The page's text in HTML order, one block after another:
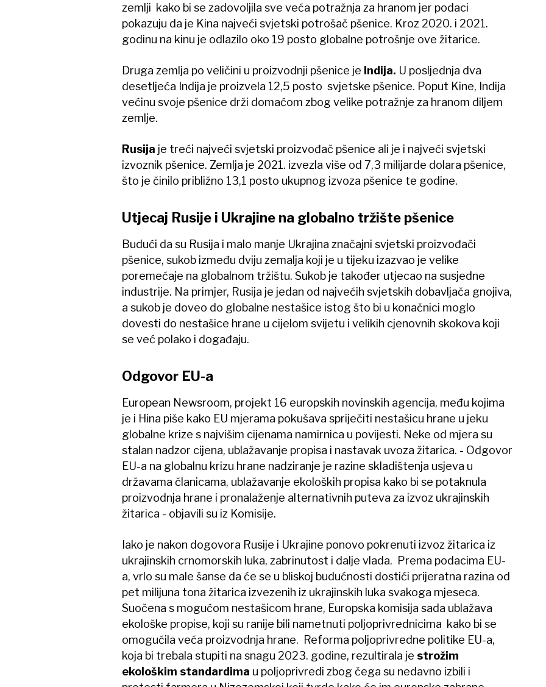
zemlji kako bi se zadovoljila sve veća potražnja za hranom jer podaci
pokazuju da je Kina najveći svjetski potrošač pšenice. Kroz 2020. i 2021.
godinu na kinu je odlazilo oko 19 posto globalne potrošnje ove žitarice.
Druga zemlja po veličini u proizvodnji pšenice je Indija. U posljednja dva
desetljeća Indija je proizvela 12,5 posto svjetske pšenice. Poput Kine, Indija
većinu svoje pšenice drži domaćom zbog velike potražnje za hranom diljem
zemlje.
Rusija je treći najveći svjetski proizvođač pšenice ali je i najveći svjetski
izvoznik pšenice. Zemlja je 2021. izvezla više od 7,3 milijarde dolara pšenice,
što je činilo približno 13,1 posto ukupnog izvoza pšenice te godine.
Utjecaj Rusije i Ukrajine na globalno tržište pšenice
Budući da su Rusija i malo manje Ukrajina značajni svjetski proizvođači
pšenice, sukob između dviju zemalja koji je u tijeku izazvao je velike
poremećaje na globalnom tržištu. Sukob je također utjecao na susjedne
industrije. Na primjer, Rusija je jedan od najvećih svjetskih dobavljača gnojiva,
a sukob je doveo do globalne nestašice istog što bi u konačnici moglo
dovesti do nestašice hrane u cijelom svijetu i velikih cjenovnih skokova koji
se već polako i događaju.
Odgovor EU-a
European Newsroom, projekt 16 europskih novinskih agencija, među kojima
je i Hina piše kako EU mjerama pokušava spriječiti nestašicu hrane u jeku
globalne krize s najvišim cijenama namirnica u povijesti. Neke od mjera su
stalan nadzor cijena, ublažavanje propisa i nastavak uvoza žitarica. - Odgovor
EU-a na globalnu krizu hrane nadziranje je razine skladištenja usjeva u
državama članicama, ublažavanje ekoloških propisa kako bi se potaknula
proizvodnja hrane i pronalaženje alternativnih puteva za izvoz ukrajinskih
žitarica - objavili su iz Komisije.
Iako je nakon dogovora Rusije i Ukrajine ponovo pokrenuti izvoz žitarica iz
ukrajinskih crnomorskih luka, zabrinutost i dalje vlada. Prema podacima EU-
a, vrlo su male šanse da će se u bliskoj budućnosti dostići prijeratna razina od
pet milijuna tona žitarica izvezenih iz ukrajinskih luka svakoga mjeseca.
Suočena s mogućom nestašicom hrane, Europska komisija sada ublažava
ekološke propise, koji su ranije bili nametnuti poljoprivrednicima kako bi se
omogućila veća proizvodnja hrane. Reforma poljoprivredne politike EU-a,
koja bi trebala stupiti na snagu 2023. godine, rezultirala je strožim
ekološkim standardima u poljoprivredi zbog čega su nedavno izbili i